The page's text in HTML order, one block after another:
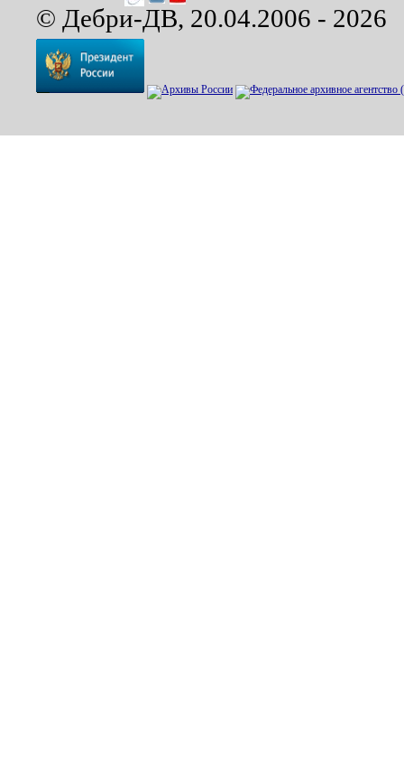
© Дебри-ДВ, 20.04.2006 - 2026